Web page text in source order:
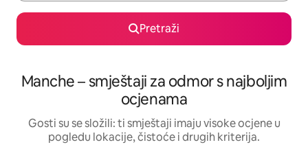
Pretraži
Manche – smještaji za odmor s najboljim
ocjenama
Gosti su se složili: ti smještaji imaju visoke ocjene u
pogledu lokacije, čistoće i drugih kriterija.